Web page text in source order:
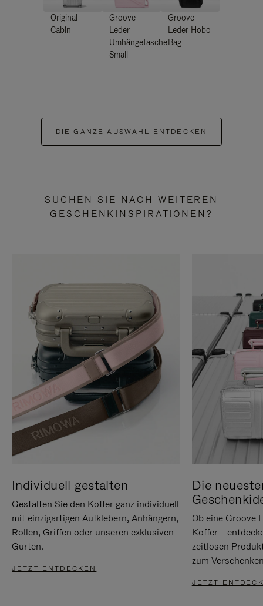
Original
Cabin
Groove -
Leder
Umhängetasche
Small
Groove -
Leder Hobo
Bag
DIE GANZE AUSWAHL ENTDECKEN
SUCHEN SIE NACH WEITEREN
GESCHENKINSPIRATIONEN?
Individuell gestalten
Gestalten Sie den Koffer ganz individuell
mit einzigartigen Aufklebern, Anhängern,
Rollen, Griffen oder unseren exklusiven
Gurten.
JETZT ENTDECKEN
Die
Ob eine Groove
Koffer –
zeitlosen
zum
JETZT